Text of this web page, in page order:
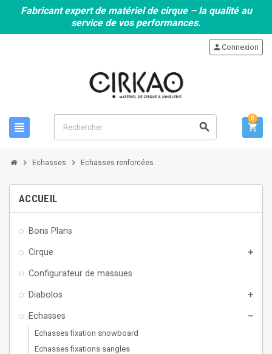
Fabricant expert de matériel de cirque – la qualité au
service de vos performances.
view_headline search
personConnexion
shopping_cart
0
chevron_right Echasses chevron_right Echasses renforcées
ACCUEIL
Bons Plans
Cirque add
Configurateur de massues
Diabolos add
Echasses remove
Echasses fixation snowboard
Echasses fixations sangles